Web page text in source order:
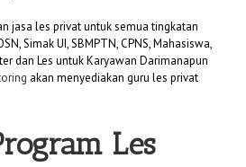
jasa les privat untuk semua tingkatan
Simak UI, SBMPTN, CPNS, Mahasiswa,
dan Les untuk Karyawan Darimanapun
akan menyediakan guru les privat
Les